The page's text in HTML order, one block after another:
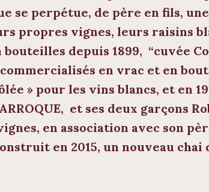
se perpétue, de père en fils,
propres vignes, leurs raisins
depuis 1899, “cuvée
en vrac et en
» pour les vins blancs, et en
et ses deux garçons
en association avec son
en 2015, un nouveau